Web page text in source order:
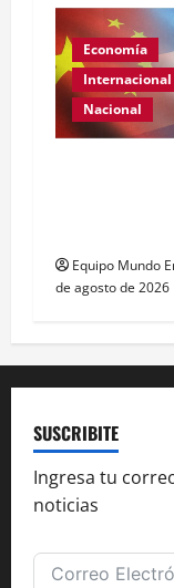
Economía
Internacional
Nacional
Equipo Mundo
de agosto de 2026
SUSCRIBITE
Ingresa tu
noticias